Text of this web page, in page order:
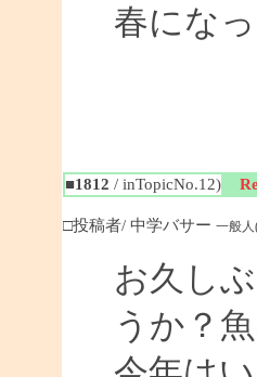
春にな
■1812 / inTopicNo.12)
□投稿者/ 中学バサー 一般人
お久し
うか？